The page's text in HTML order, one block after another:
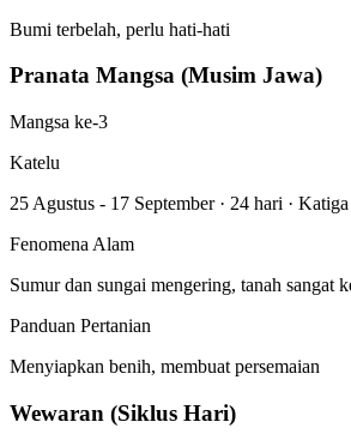
Bumi terbelah, perlu hati-hati
Pranata Mangsa (Musim Jawa)
Mangsa ke-3
Katelu
25 Agustus - 17 September · 24 hari ·
Fenomena Alam
Sumur dan sungai mengering, tanah sangat
Panduan Pertanian
Menyiapkan benih, membuat persemaian
Wewaran (Siklus Hari)